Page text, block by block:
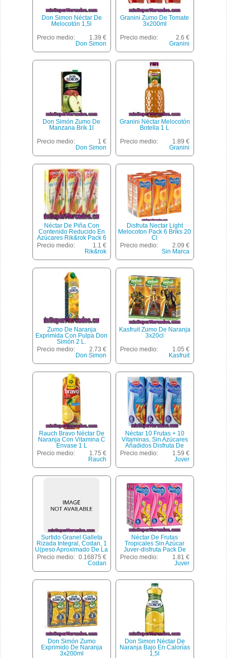
Don Simon Néctar De
Melocotón 1,5l
Precio medio:
1.39 €
Don Simon
Granini Zumo De Tomate
3x200ml
Precio medio:
2.6 €
Granini
Don Simón Zumo De
Manzana Brik 1l
Precio medio:
1 €
Don Simon
Granini Néctar Melocotón
Botella 1 L
Precio medio:
1.89 €
Granini
Néctar De Piña Con
Contenido Reducido En
Azúcares Rik&rok Pack 6
Unidades De 20
Centilitros
Precio medio:
1.1 €
Rik&rok
Disfruta Nectar Light
Melocoton Pack 6 Briks 20
Cl
Precio medio:
2.09 €
Sin Marca
Zumo De Naranja
Exprimida Con Pulpa Don
Simón 2 L.
Precio medio:
2.73 €
Don Simon
Kasfruit Zumo De Naranja
3x20cl
Precio medio:
1.05 €
Kasfruit
Rauch Bravo Néctar De
Naranja Con Vitamina C
Envase 1 L
Precio medio:
1.75 €
Rauch
Néctar 10 Frutas + 10
Vitaminas, Sin Azúcares
Añadidos Disfruta De
Juver 3 Unidades De 33
Centilitros
Precio medio:
1.59 €
Juver
Surtido Granel Galleta
Rizada Integral, Codan, 1
U(peso Aproximado De La
Unidad 45 Gr)
Precio medio: 0.16875 €
Codan
Néctar De Frutas
Tropicales Sin Azúcar
Juver-disfruta Pack De
6x20 Cl.
Precio medio:
1.81 €
Juver
Don Simón Zumo
Exprimido De Naranja
3x200ml
Don Simon Néctar De
Naranja Bajo En Calorías
1,5l